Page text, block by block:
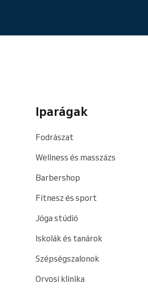
Iparágak
Fodrászat
Wellness és masszázs
Barbershop
Fitnesz és sport
Jóga stúdió
Iskolák és tanárok
Szépségszalonok
Orvosi klinika